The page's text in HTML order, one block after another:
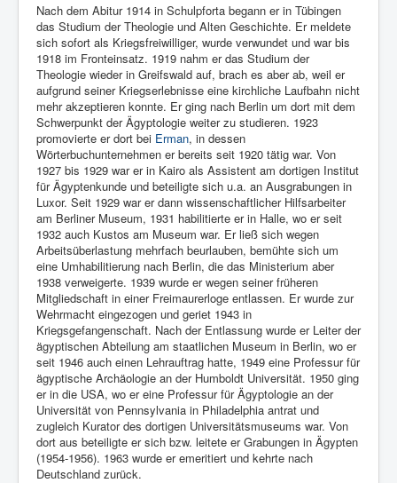
Nach dem Abitur 1914 in Schulpforta begann er in Tübingen
das Studium der Theologie und Alten Geschichte. Er meldete
sich sofort als Kriegsfreiwilliger, wurde verwundet und war bis
1918 im Fronteinsatz. 1919 nahm er das Studium der
Theologie wieder in Greifswald auf, brach es aber ab, weil er
aufgrund seiner Kriegserlebnisse eine kirchliche Laufbahn nicht
mehr akzeptieren konnte. Er ging nach Berlin um dort mit dem
Schwerpunkt der Ägyptologie weiter zu studieren. 1923
promovierte er dort bei Erman, in dessen
Wörterbuchunternehmen er bereits seit 1920 tätig war. Von
1927 bis 1929 war er in Kairo als Assistent am dortigen Institut
für Ägyptenkunde und beteiligte sich u.a. an Ausgrabungen in
Luxor. Seit 1929 war er dann wissenschaftlicher Hilfsarbeiter
am Berliner Museum, 1931 habilitierte er in Halle, wo er seit
1932 auch Kustos am Museum war. Er ließ sich wegen
Arbeitsüberlastung mehrfach beurlauben, bemühte sich um
eine Umhabilitierung nach Berlin, die das Ministerium aber
1938 verweigerte. 1939 wurde er wegen seiner früheren
Mitgliedschaft in einer Freimaurerloge entlassen. Er wurde zur
Wehrmacht eingezogen und geriet 1943 in
Kriegsgefangenschaft. Nach der Entlassung wurde er Leiter der
ägyptischen Abteilung am staatlichen Museum in Berlin, wo er
seit 1946 auch einen Lehrauftrag hatte, 1949 eine Professur für
ägyptische Archäologie an der Humboldt Universität. 1950 ging
er in die USA, wo er eine Professur für Ägyptologie an der
Universität von Pennsylvania in Philadelphia antrat und
zugleich Kurator des dortigen Universitätsmuseums war. Von
dort aus beteiligte er sich bzw. leitete er Grabungen in Ägypten
(1954-1956). 1963 wurde er emeritiert und kehrte nach
Deutschland zurück.